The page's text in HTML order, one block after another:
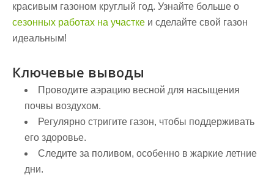
красивым газоном круглый год. Узнайте больше о
сезонных работах на участке и сделайте свой газон
идеальным!
Ключевые выводы
Проводите аэрацию весной для насыщения
почвы воздухом.
Регулярно стригите газон, чтобы поддерживать
его здоровье.
Следите за поливом, особенно в жаркие летние
дни.